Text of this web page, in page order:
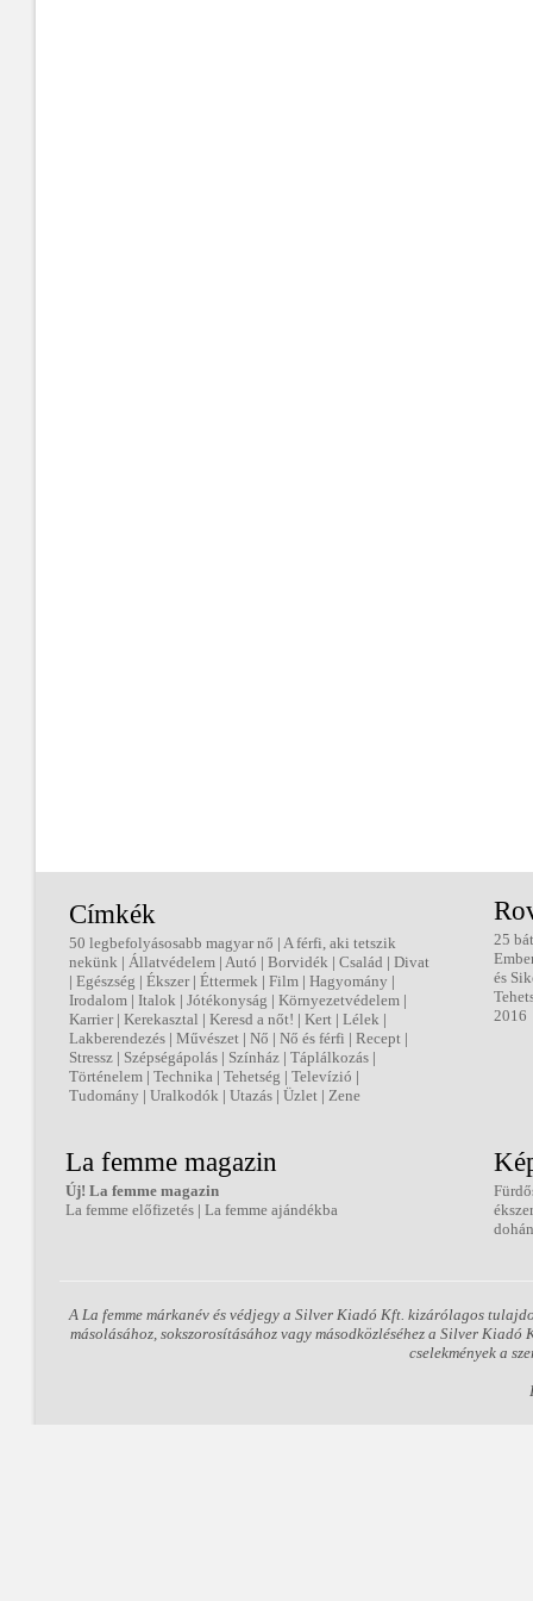
Címkék
50 legbefolyásosabb magyar nő | A férfi, aki tetszik
nekünk | Állatvédelem | Autó | Borvidék | Család | Divat
| Egészség | Ékszer| Éttermek | Film | Hagyomány |
Irodalom | Italok | Jótékonyság | Környezetvédelem |
Karrier| Kerekasztal | Keresd a nőt! | Kert | Lélek |
Lakberendezés | Művészet | Nő | Nő és férfi | Recept |
Stressz | Szépségápolás | Színház | Táplálkozás |
Történelem | Technika | Tehetség | Televízió |
Tudomány | Uralkodók | Utazás | Üzlet | Zene
25
és
2016
La femme magazin
Új! La femme magazin
La femme előfizetés | La femme ajándékba
A La femme márkanév és védjegy a Silver Kiadó Kft. kizárólagos
másolásához, sokszorosításához vagy másodközléséhez a Silver
cselekmények a